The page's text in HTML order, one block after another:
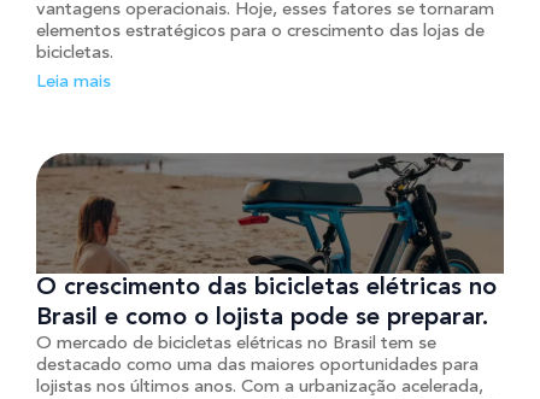
vantagens operacionais. Hoje, esses fatores se tornaram
elementos estratégicos para o crescimento das lojas de
bicicletas.
Leia mais
O crescimento das bicicletas elétricas no
Brasil e como o lojista pode se preparar.
O mercado de bicicletas elétricas no Brasil tem se
destacado como uma das maiores oportunidades para
lojistas nos últimos anos. Com a urbanização acelerada,